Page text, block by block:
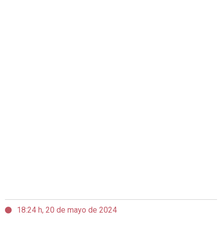
18:24 h, 20 de mayo de 2024